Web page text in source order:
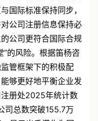
外，香港在提升国际
国际标准保持同步，
公司注册信息保持必
公司更符合国际合规
的风险。根据笛杨咨
管框架下的积极配
够更好地平衡企业发
册处2025年统计数